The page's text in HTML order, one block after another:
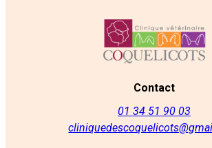
Contact
01 34 51 90 03